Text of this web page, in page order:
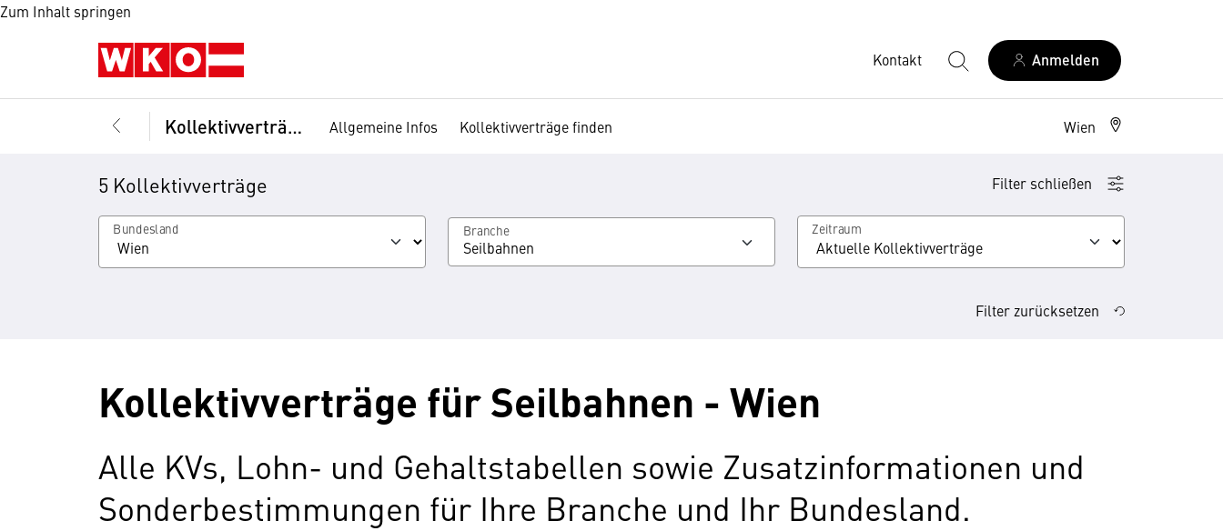
Zum Inhalt springen
Kontakt Anmelden
Kollektivverträge Allgemeine Infos Kollektivverträge finden Wien
5 Kollektivverträge Filter schließen
Bundesland Branche
Seilbahnen
Zeitraum
Filter zurücksetzen
Kollektivverträge für Seilbahnen - Wien
Alle KVs, Lohn- und Gehaltstabellen sowie Zusatzinformationen und
Sonderbestimmungen für Ihre Branche und Ihr Bundesland.